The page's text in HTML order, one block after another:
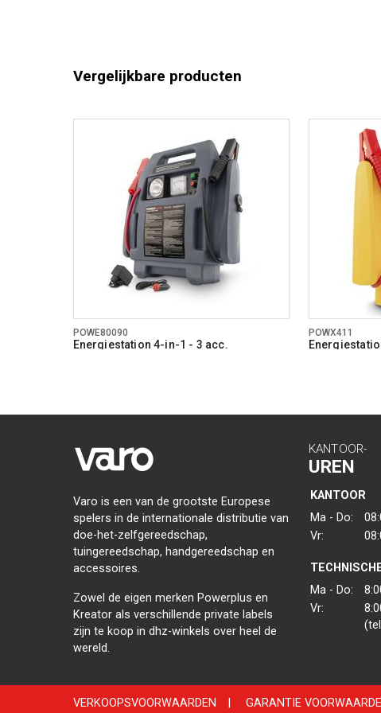
Vergelijkbare producten
POWE80090
Energiestation 4-in-1 - 3 acc.
POWX411
Varo is een van de grootste Europese
spelers in de internationale distributie van
doe-het-zelfgereedschap,
tuingereedschap, handgereedschap en
accessoires.
Zowel de eigen merken Powerplus en
Kreator als verschillende private labels
zijn te koop in dhz-winkels over heel de
wereld.
KANTOOR-
UREN
KANTOOR
Ma - Do:
Vr:
Ma - Do:
Vr:
VERKOOPSVOORWAARDEN GARANTIE